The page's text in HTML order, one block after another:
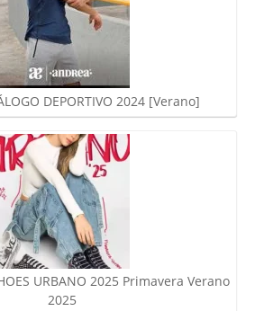
DEPORTIVO 2024 [Verano]
URBANO 2025 Primavera Verano
2025